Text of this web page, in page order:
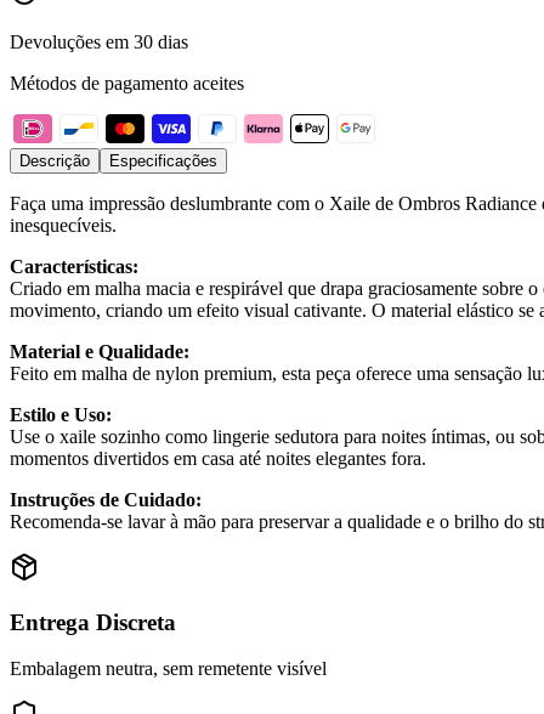
Devoluções em 30 dias
Métodos de pagamento aceites
Descrição Especificações
Faça uma impressão deslumbrante com o Xaile de Ombros
inesquecíveis.
Características:
Criado em malha macia e respirável que drapa graciosamente sobre
movimento, criando um efeito visual cativante. O material elástico
Material e Qualidade:
Feito em malha de nylon premium, esta peça oferece uma sensação
Estilo e Uso:
Use o xaile sozinho como lingerie sedutora para noites íntimas, ou
momentos divertidos em casa até noites elegantes fora.
Instruções de Cuidado:
Recomenda-se lavar à mão para preservar a qualidade e o brilho do
Entrega Discreta
Embalagem neutra, sem remetente visível